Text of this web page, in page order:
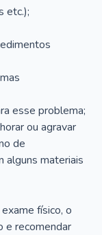
etc.);
esse problema;
ou agravar
de
alguns materiais
físico, o
e recomendar